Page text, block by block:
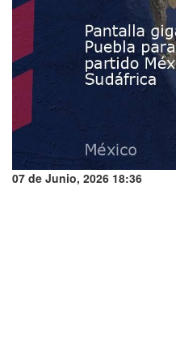
07 de Junio, 2026 18:36